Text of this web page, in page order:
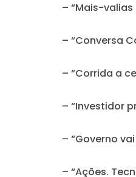
– “Mais-
– “Conversa
– “Corrida a
– “Investidor
– “Governo
– “Ações.